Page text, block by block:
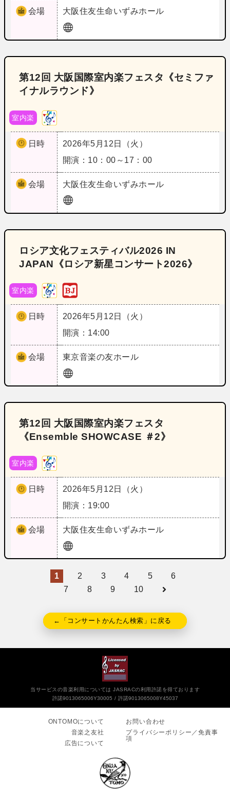
会場 大阪住友生命いずみホール
第12回 大阪国際室内楽フェスタ《セミファ
イナルラウンド》
室内楽
日時
2026年5月12日（火）
開演：10：00～17：00
会場 大阪住友生命いずみホール
ロシア文化フェスティバル2026 IN
JAPAN《ロシア新星コンサート2026》
室内楽
日時
2026年5月12日（火）
開演：14:00
会場 東京音楽の友ホール
第12回 大阪国際室内楽フェスタ
《Ensemble SHOWCASE ＃2》
室内楽
日時
2026年5月12日（火）
開演：19:00
会場 大阪住友生命いずみホール
1 2 3 4 5
6
7
8 9 10
←「コンサートかんたん検索」に戻る
当サービスの音楽利用については JASRACの利用許諾を得ております
許諾9013065006Y30005
許諾9013065008Y45037
ONTOMOについて
音楽之友社
広告について
お問い合わせ
プライバシーポリシー／免責事
項